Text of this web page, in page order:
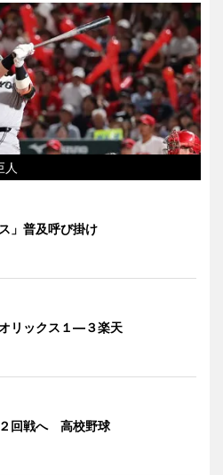
人
」普及呼び掛け
リックス１―３楽天
回戦へ 高校野球